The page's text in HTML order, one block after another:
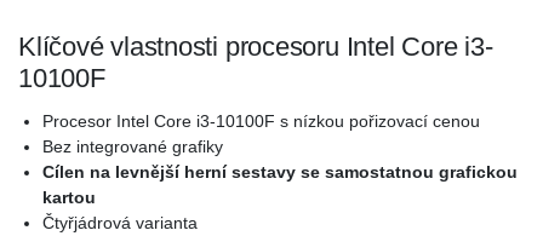
Klíčové vlastnosti procesoru Intel Core i3-
10100F
Procesor Intel Core i3-10100F s nízkou pořizovací cenou
Bez integrované grafiky
Cílen na levnější herní sestavy se samostatnou grafickou
kartou
Čtyřjádrová varianta